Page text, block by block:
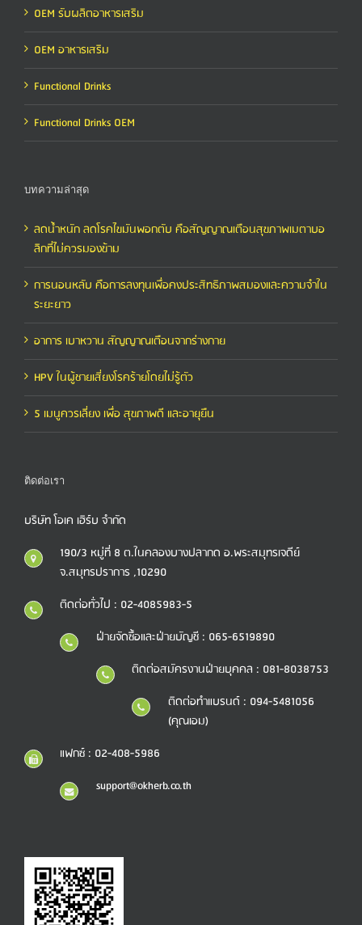
OEM รับผลิตอาหารเสริม
OEM อาหารเสริม
Functional Drinks
Functional Drinks OEM
บทความล่าสุด
ลดน้ำหนัก ลดโรคไขมันพอกตับ คือสัญญาณเตือนสุขภาพเมตาบอ
ลิกที่ไม่ควรมองข้าม
การนอนหลับ คือการลงทุนเพื่อคงประสิทธิภาพสมองและความจำใน
ระยะยาว
อาการ เบาหวาน สัญญาณเตือนจากร่างกาย
HPV ในผู้ชายเสี่ยงโรคร้ายโดยไม่รู้ตัว
5 เมนูควรเลี่ยง เพื่อ สุขภาพดี และอายุยืน
ติดต่อเรา
บริษัท โอเค เฮิร์บ จำกัด
190/3 หมู่ที่ 8 ต.ในคลองบางปลากด อ.พระสมุทรเจดีย์
จ.สมุทรปราการ ,10290
ติดต่อทั่วไป : 02-4085983-5
ฝ่ายจัดซื้อและฝ่ายบัญชี : 065-6519890
ติดต่อสมัครงานฝ่ายบุคคล : 081-8038753
ติดต่อทำแบรนด์ : 094-5481056
(คุณเอม)
แฟกซ์ : 02-408-5986
support@okherb.co.th